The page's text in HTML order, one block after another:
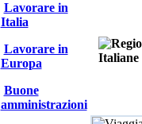
Lavorare in
Italia
Lavorare in
Europa
Buone
amministrazioni